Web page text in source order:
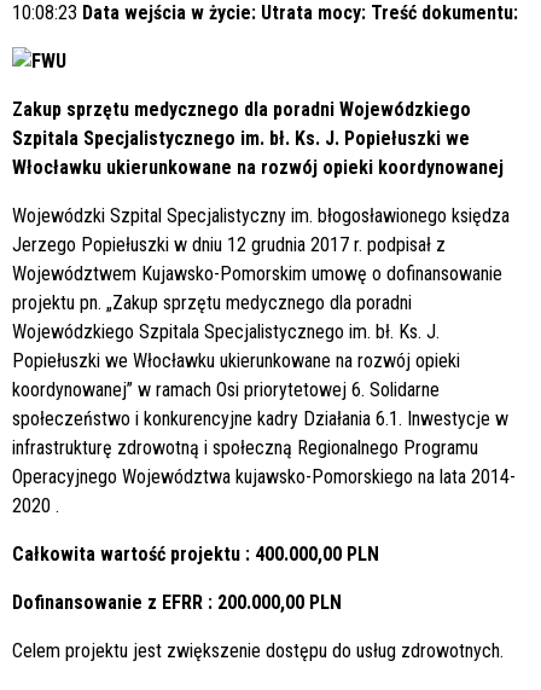
10:08:23 Data wejścia w życie: Utrata mocy: Treść dokumentu:
Zakup sprzętu medycznego dla poradni Wojewódzkiego
Szpitala Specjalistycznego im. bł. Ks. J. Popiełuszki we
Włocławku ukierunkowane na rozwój opieki koordynowanej
Wojewódzki Szpital Specjalistyczny im. błogosławionego księdza
Jerzego Popiełuszki w dniu 12 grudnia 2017 r. podpisał z
Województwem Kujawsko-Pomorskim umowę o dofinansowanie
projektu pn. „Zakup sprzętu medycznego dla poradni
Wojewódzkiego Szpitala Specjalistycznego im. bł. Ks. J.
Popiełuszki we Włocławku ukierunkowane na rozwój opieki
koordynowanej” w ramach Osi priorytetowej 6. Solidarne
społeczeństwo i konkurencyjne kadry Działania 6.1. Inwestycje w
infrastrukturę zdrowotną i społeczną Regionalnego Programu
Operacyjnego Województwa kujawsko-Pomorskiego na lata 2014-
2020 .
Całkowita wartość projektu : 400.000,00 PLN
Dofinansowanie z EFRR : 200.000,00 PLN
Celem projektu jest zwiększenie dostępu do usług zdrowotnych.